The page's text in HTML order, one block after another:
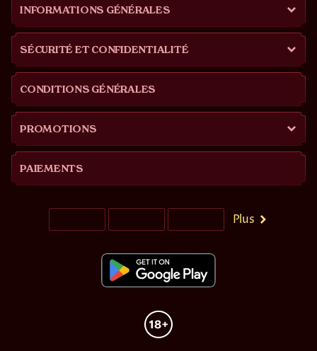
INFORMATIONS GÉNÉRALES
SÉCURITÉ ET CONFIDENTIALITÉ
CONDITIONS GÉNÉRALES
PROMOTIONS
PAIEMENTS
Plus